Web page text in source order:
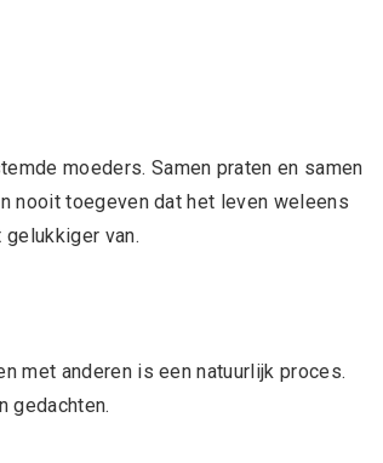
moeders. Samen praten en samen
nooit toegeven dat het leven weleens
van.
met anderen is een natuurlijk proces.
gedachten.